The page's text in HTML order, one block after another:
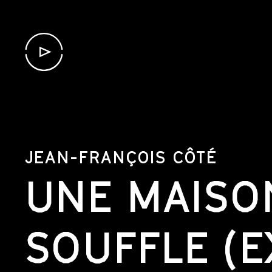
JEAN-FRANÇOIS CÔTÉ
UNE
SOUFFLE